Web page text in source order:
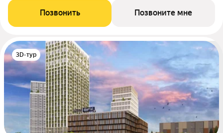
Позвонить Позвоните мне
3D-тур